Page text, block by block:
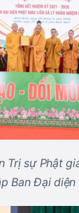
Trị sự Phật
Ban Đại diện